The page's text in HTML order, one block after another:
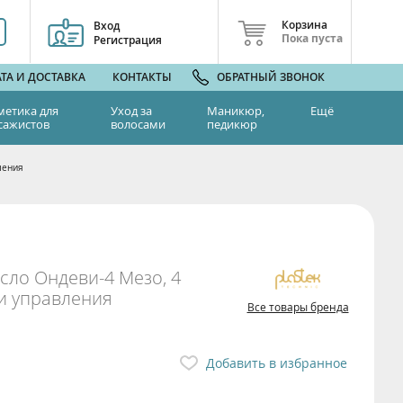
Вход
Регистрация
Корзина
Пока пуста
И ДОСТАВКА КОНТАКТЫ ОБРАТНЫЙ ЗВОНОК
для
Уход за
волосами
Маникюр,
педикюр
Ещё
Ондеви-4 Мезо, 4
управления
Все товары бренда
Добавить в избранное